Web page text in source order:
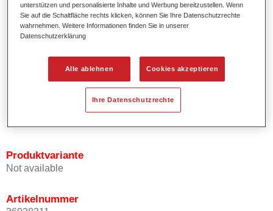
Effektlackierungen.
Produktmerkmale
1,5 Spritzgängen.
Bietet ein gutes Standvermögen.
Verfügt über ein hohes Deckvermögen.
Besitzt eine hohe Farbtongenauigkeit.
Produktvariante
Not available
Artikelnummer
unterstützen und personalisierte Inhalte und Werbung bereitzustellen. Wenn
Sie auf die Schaltfläche rechts klicken, können Sie Ihre Datenschutzrechte
wahrnehmen. Weitere Informationen finden Sie in unserer
Datenschutzerklärung
Alle ablehnen Cookies akzeptieren
Ihre Datenschutzrechte